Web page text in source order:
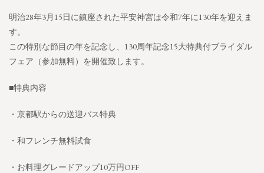
明治28年3月15日に鎮座された平安神宮は令和7年に130年を迎えま
す。
この特別な節目の年を記念し、130周年記念15大特典付ブライダル
フェア（参加無料）を開催致します。
■特典内容
・京都駅からの送迎バス特典
・和フレンチ無料試食
・お料理グレードアップ10万円OFF